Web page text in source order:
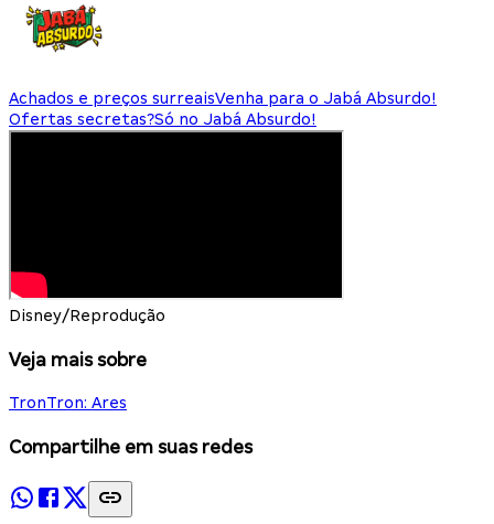
Achados e preços surreaisVenha para o Jabá Absurdo!
Ofertas secretas?Só no Jabá Absurdo!
Disney/Reprodução
Veja mais sobre
TronTron: Ares
Compartilhe em suas redes